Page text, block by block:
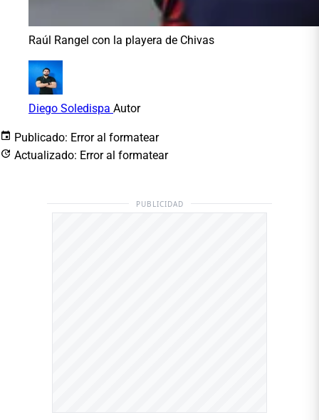
Raúl Rangel con la playera de Chivas
Diego Soledispa Autor
Publicado: Error al formatear
Actualizado: Error al formatear
PUBLICIDAD